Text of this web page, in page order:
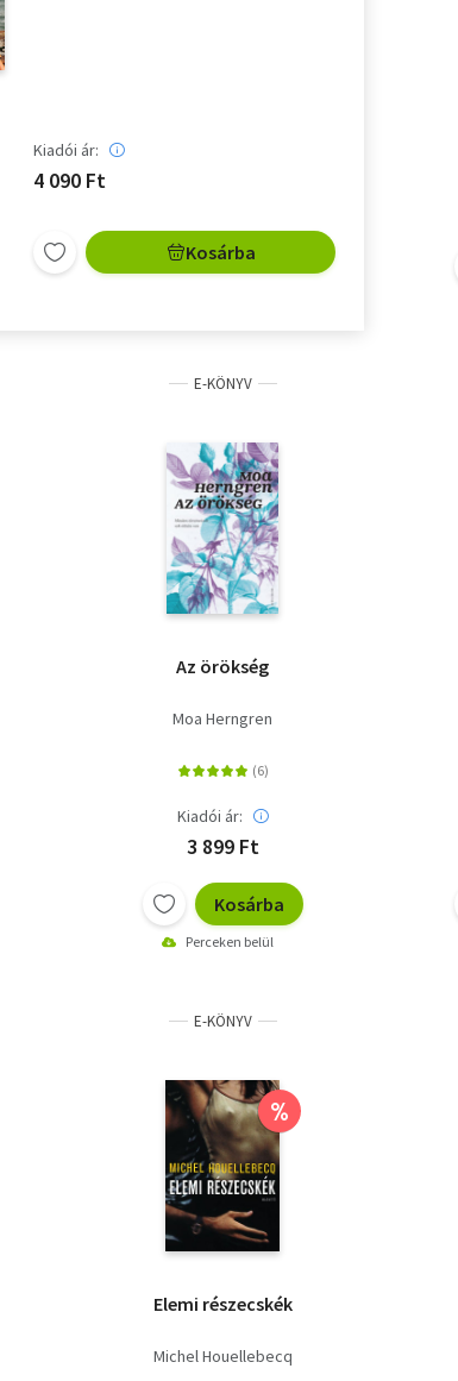
Kiadói ár:
4 090 Ft
Kosárba
E-KÖNYV
Az örökség
Moa Herngren
Kiadói ár:
3 899 Ft
Kosárba
Perceken belül
E-KÖNYV
%
Elemi részecskék
Michel Houellebecq